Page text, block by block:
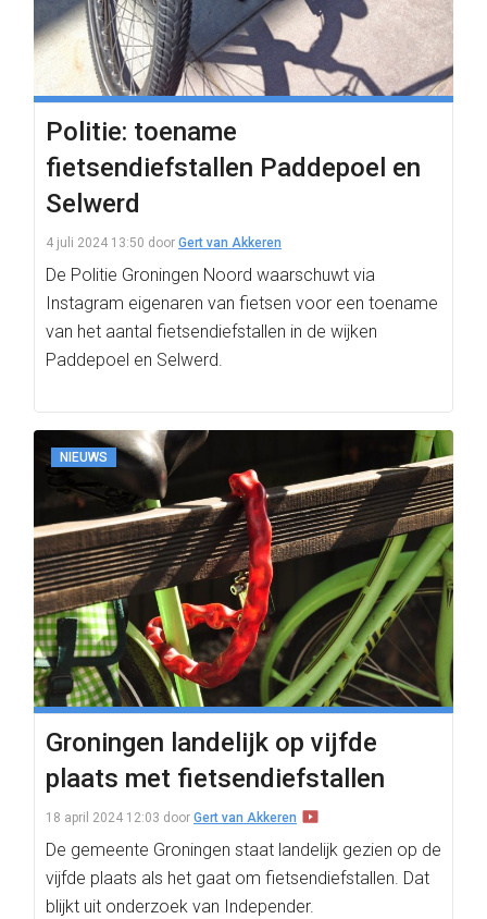
Politie: toename
fietsendiefstallen Paddepoel en
Selwerd
4 juli 2024 13:50 door Gert van Akkeren
De Politie Groningen Noord waarschuwt via
Instagram eigenaren van fietsen voor een toename
van het aantal fietsendiefstallen in de wijken
Paddepoel en Selwerd.
NIEUWS
Groningen landelijk op vijfde
plaats met fietsendiefstallen
18 april 2024 12:03 door Gert van Akkeren
De gemeente Groningen staat landelijk gezien op de
vijfde plaats als het gaat om fietsendiefstallen. Dat
blijkt uit onderzoek van Independer.